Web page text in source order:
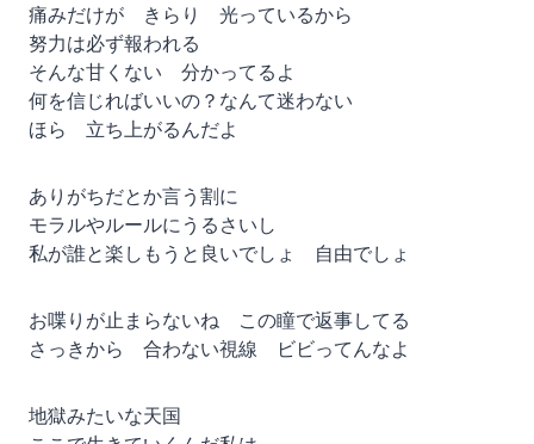
痛みだけが きらり 光っているから
努力は必ず報われる
そんな甘くない 分かってるよ
何を信じればいいの？なんて迷わない
ほら 立ち上がるんだよ
ありがちだとか言う割に
モラルやルールにうるさいし
私が誰と楽しもうと良いでしょ 自由でしょ
お喋りが止まらないね この瞳で返事してる
さっきから 合わない視線 ビビってんなよ
地獄みたいな天国